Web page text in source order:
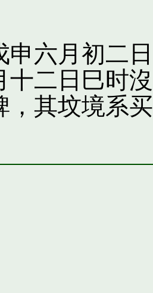
申六月初二
十二日巳时
，其坟境系